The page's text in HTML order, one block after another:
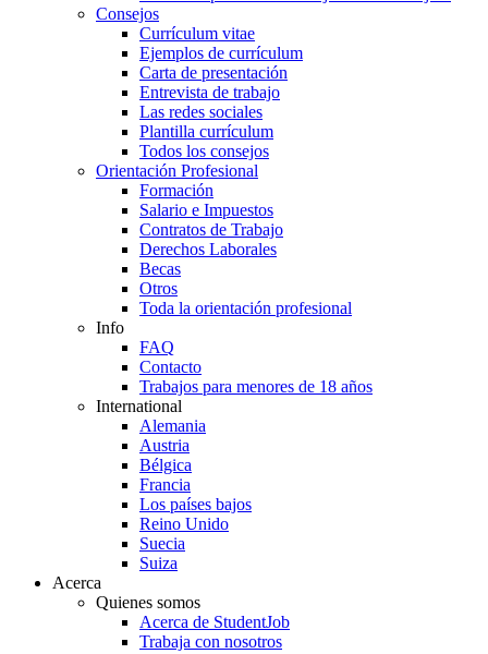
Consejos
Currículum vitae
Ejemplos de currículum
Carta de presentación
Entrevista de trabajo
Las redes sociales
Plantilla currículum
Todos los consejos
Orientación Profesional
Formación
Salario e Impuestos
Contratos de Trabajo
Derechos Laborales
Becas
Otros
Toda la orientación profesional
Info
FAQ
Contacto
Trabajos para menores de 18 años
International
Alemania
Austria
Bélgica
Francia
Los países bajos
Reino Unido
Suecia
Suiza
Acerca
Quienes somos
Acerca de StudentJob
Trabaja con nosotros